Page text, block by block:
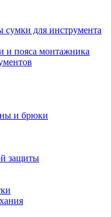
сумки для инструмента
и пояса монтажника
и брюки
защиты